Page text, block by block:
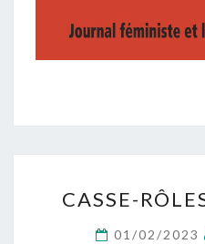
CASSE-
01/02/2023